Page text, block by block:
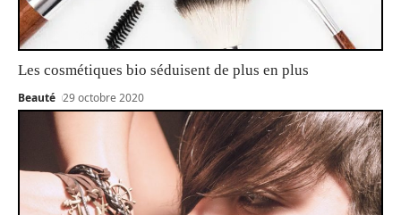
Les cosmétiques bio séduisent de plus en plus
Beauté 29 octobre 2020